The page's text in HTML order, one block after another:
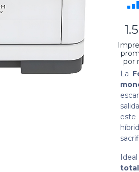
por
La
este
total